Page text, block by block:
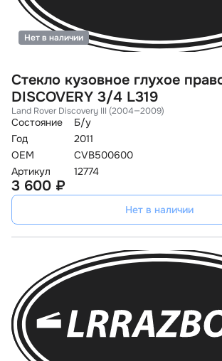
Стекло кузовное глухое
DISCOVERY 3/4 L319
Land Rover Discovery III (2004—2009)
Состояние
Б/у
Год
2011
OEM
CVB500600
Артикул
12774
Нет в наличии
3 600 ₽
Нет в наличии